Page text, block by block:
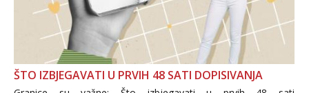
ŠTO IZBJEGAVATI U PRVIH 48 SATI DOPISIVANJA